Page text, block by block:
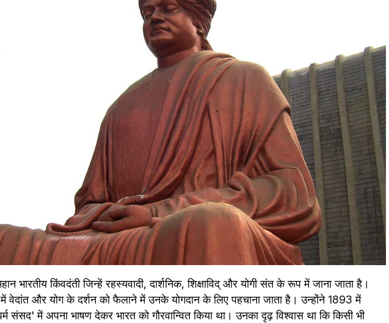
भारतीय किंवदंती जिन्हें रहस्यवादी, दार्शनिक, शिक्षाविद् और योगी संत के रूप में जाना जाता है।
में वेदांत और योग के दर्शन को फैलाने में उनके योगदान के लिए पहचाना जाता है। उन्होंने 1893 में
संसद' में अपना भाषण देकर भारत को गौरवान्वित किया था। उनका दृढ़ विश्वास था कि किसी भी